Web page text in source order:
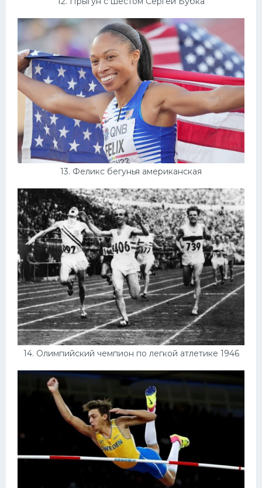
13. Феликс бегунья американская
14. Олимпийский чемпион по легкой атлетике 1946